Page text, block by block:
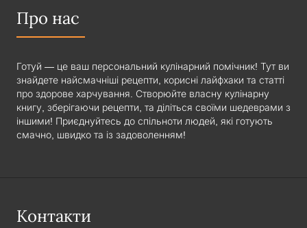
Про нас
Готуй — це ваш персональний кулінарний помічник! Тут ви
знайдете найсмачніші рецепти, корисні лайфхаки та статті
про здорове харчування. Створюйте власну кулінарну
книгу, зберігаючи рецепти, та діліться своїми шедеврами з
іншими! Приєднуйтесь до спільноти людей, які готують
смачно, швидко та із задоволенням!
Контакти